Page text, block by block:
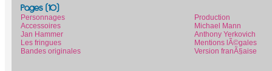
Pages (10)
Personnages
Accessoires
Jan Hammer
Les fringues
Bandes originales
Production
Michael Mann
Anthony Yerkovich
Mentions lÃ©gales
Version franÃ§aise